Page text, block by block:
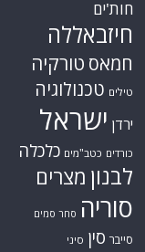
חות'ים
חיזבאללה
חמאס טורקיה
טילים טכנולוגיה
ירדן ישראל
כורדים כטב"מים כלכלה
לבנון מצרים
סוריה סחר סמים
סייבר סין סיני